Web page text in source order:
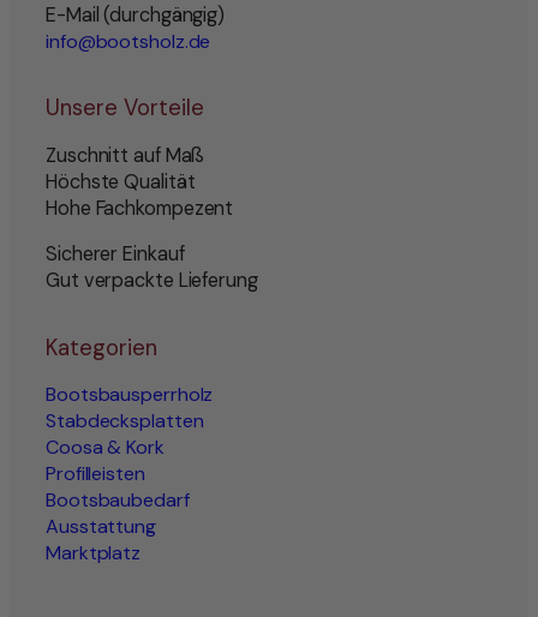
E-Mail (durchgängig)
info@bootsholz.de
Unsere Vorteile
Zuschnitt auf Maß
Höchste Qualität
Hohe Fachkompezent
Sicherer Einkauf
Gut verpackte Lieferung
Kategorien
Bootsbausperrholz
Stabdecksplatten
Coosa & Kork
Profilleisten
Bootsbaubedarf
Ausstattung
Marktplatz